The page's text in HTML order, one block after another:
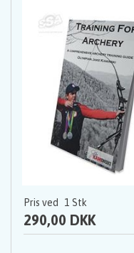
Pris ved 1 Stk
290,00 DKK